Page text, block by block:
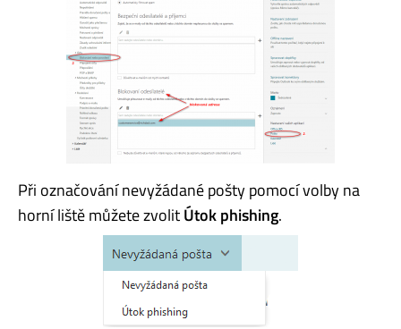
Při označování nevyžádané pošty pomocí volby na
horní liště můžete zvolitÚtok phishing.